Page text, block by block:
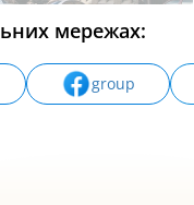
мережах:
group